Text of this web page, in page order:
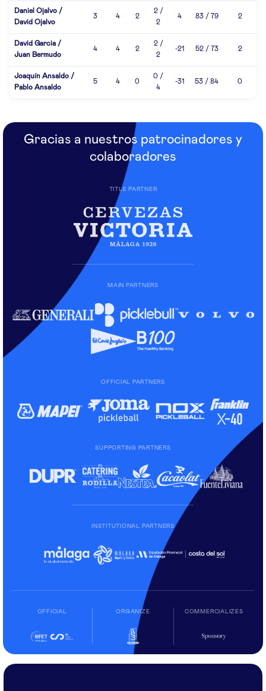
Daniel Ojalvo /
David Ojalvo
3 4 2
2 /
2
4 83 / 79 2
David Garcia /
Juan Bermudo
4 4 2
2 /
2
-21 52 / 73 2
Joaquín Ansaldo /
Pablo Ansaldo
5 4 0
0 /
4
-31 53 / 84 0
Gracias a nuestros patrocinadores y
colaboradores
TITLE PARTNER
MAIN PARTNERS
OFFICIAL PARTNERS
SUPPORTING PARTNERS
INSTITUTIONAL PARTNERS
OFFICIAL ORGANIZE COMMERCIALIZES